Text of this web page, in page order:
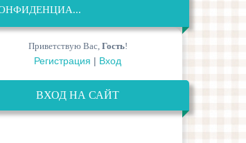
Приветствую Вас, Гость!
Регистрация | Вход
ВХОД НА САЙТ